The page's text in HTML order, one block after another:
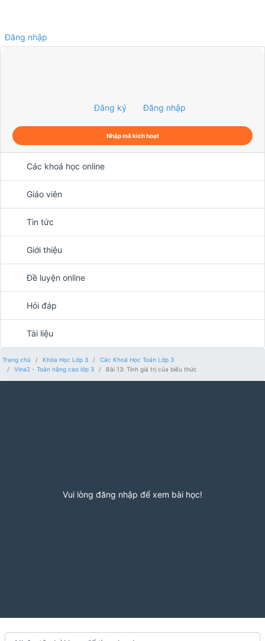
Đăng nhập
Đăng ký Đăng nhập
Nhập mã kích hoạt
Các khoá học online
Giáo viên
Tin tức
Giới thiệu
Đề luyện online
Hỏi đáp
Tài liệu
Trang chủ Khóa Học Lớp 3
Các Khoá Học Toán Lớp 3
Vina2 - Toán nâng cao lớp 3
Bài 13: Tính giá trị của biểu thức
Vui lòng đăng nhập để xem bài học!